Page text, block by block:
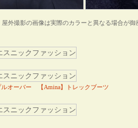
屋外撮影の画像は実際のカラーと異なる場合が御
オーバー 【Amina】トレックブーツ